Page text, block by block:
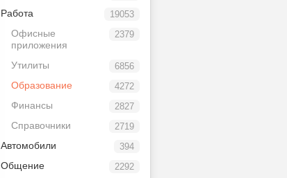
19053
Работа
2379
Офисные
приложения
6856
Утилиты
4272
Образование
2827
Финансы
2719
Справочники
394
Автомобили
2292
Общение